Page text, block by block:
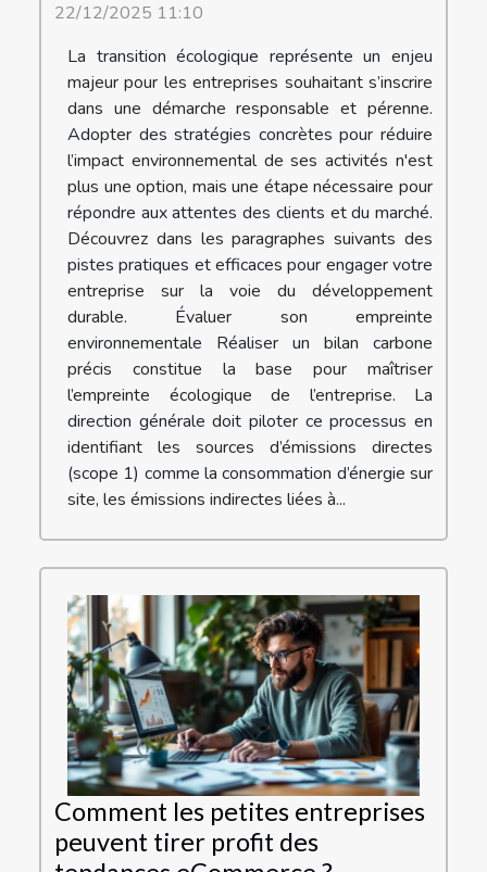
22/12/2025 11:10
La transition écologique représente un enjeu
majeur pour les entreprises souhaitant s’inscrire
dans une démarche responsable et pérenne.
Adopter des stratégies concrètes pour réduire
l’impact environnemental de ses activités n'est
plus une option, mais une étape nécessaire pour
répondre aux attentes des clients et du marché.
Découvrez dans les paragraphes suivants des
pistes pratiques et efficaces pour engager votre
entreprise sur la voie du développement
durable. Évaluer son empreinte
environnementale Réaliser un bilan carbone
précis constitue la base pour maîtriser
l’empreinte écologique de l’entreprise. La
direction générale doit piloter ce processus en
identifiant les sources d’émissions directes
(scope 1) comme la consommation d’énergie sur
site, les émissions indirectes liées à...
Comment les petites entreprises
peuvent tirer profit des